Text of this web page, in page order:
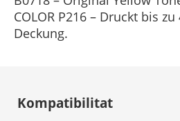
COLOR P216 – Druckt bis
Deckung.
Kompatibilitat